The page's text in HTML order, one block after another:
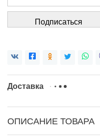
Доставка
ОПИСАНИЕ ТОВАРА